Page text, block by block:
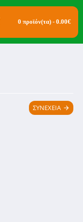
0 προϊόν(τα) - 0.00€
ΣΥΝΈΧΕΙΑ